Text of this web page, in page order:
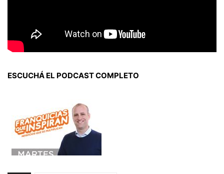
ESCUCHÁ EL PODCAST COMPLETO